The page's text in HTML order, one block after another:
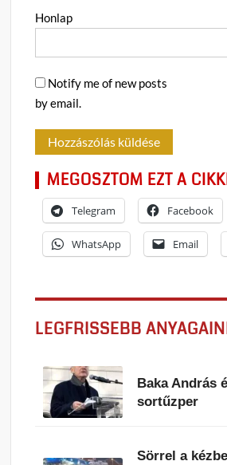
Honlap
Notify me of new posts
by email.
MEGOSZTOM EZT A
Telegram Facebook
WhatsApp Email
LEGFRISSEBB
Baka András
sortűzper
Sörrel a